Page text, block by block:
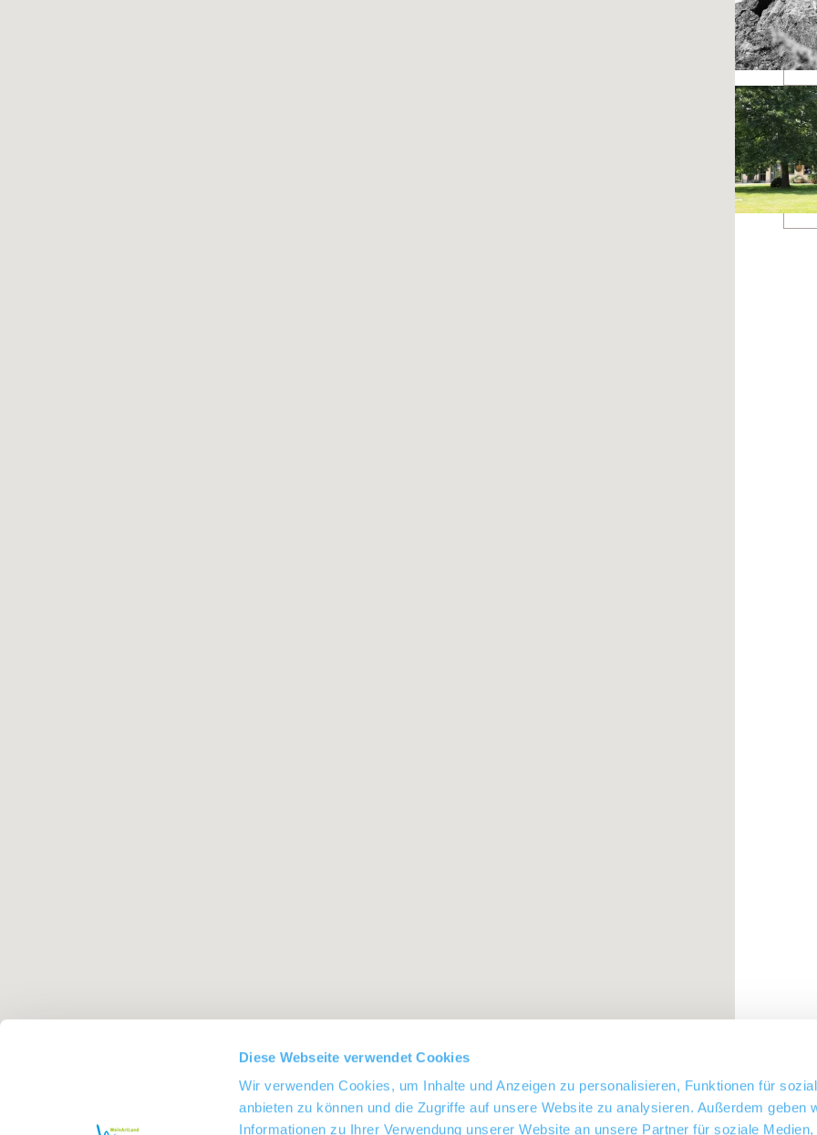
Diese Webseite verwendet Cookies
Wir verwenden Cookies, um Inhalte und Anzeigen zu personalisieren, Funktionen für
anbieten zu können und die Zugriffe auf unsere Website zu analysieren. Außerdem geben
Informationen zu Ihrer Verwendung unserer Website an unsere Partner für soziale Medien,